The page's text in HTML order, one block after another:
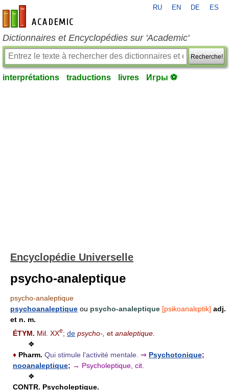
fr-academic.com
RU EN DE ES
Dictionnaires et Encyclopédies sur 'Academic'
Recherche!
interprétations traductions livres Игры ⚽
Encyclopédie Universelle
psycho-analeptique
psycho-analeptique
psychoanaleptique ou psycho-analeptique [psikoanalɛptik] adj.
et n. m.
ÉTYM. Mil. XXe; de psycho-, et analeptique.
❖
♦ Pharm. Qui stimule l'activité mentale. ⇒ Psychotonique;
nooanaleptique; → Psycholeptique, cit.
❖
CONTR. Psycholeptique.